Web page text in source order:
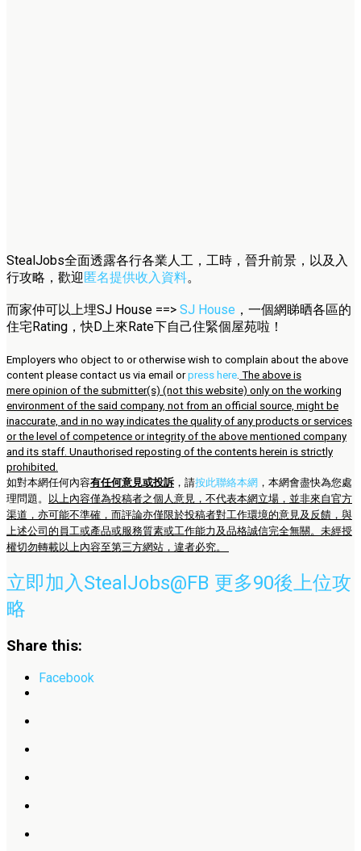
StealJobs全面透露各行各業人工，工時，晉升前景，以及入
行攻略，歡迎匿名提供收入資料。
而家仲可以上埋SJ House ==> SJ House ，一個網睇晒各區的
住宅Rating，快D上來Rate下自己住緊個屋苑啦！
Employers who object to or otherwise wish to complain about the above
content please contact us via email orpress here. The above is
mere opinion of the submitter(s) (not this website) only on the working
environment of the said company, not from an official source, might be
inaccurate, and in no way indicates the quality of any products or services
or the level of competence or integrity of the above mentioned company
and its staff. Unauthorised reposting of the contents herein is strictly
prohibited.
如對本網任何內容有任何意見或投訴 ，請按此聯絡本網 ，本網會盡快為您處
理問題。
以上內容僅為投稿者之個人意見，不代表本網立場，並非來自官方
渠道，亦可能不準確，而評論亦僅限於投稿者對工作環境的意見及反饋，與
上述公司的員工或產品或服務質素或工作能力及品格誠信完全無關。未經授
權切勿轉載以上內容至第三方網站，違者必究。
立即加入StealJobs@FB 更多90後上位攻
略
Share this:
Facebook